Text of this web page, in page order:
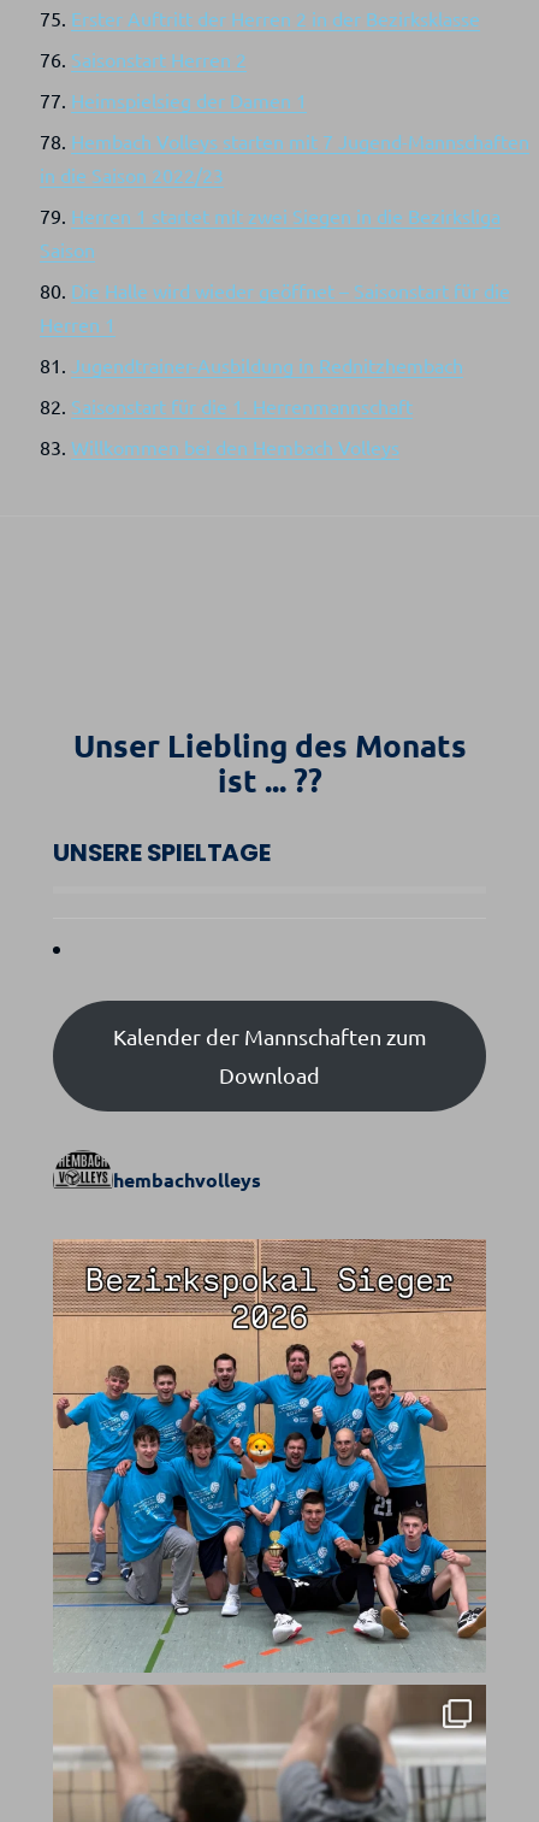
Erster Auftritt der Herren 2 in der Bezirksklasse
Saisonstart Herren 2
Heimspielsieg der Damen 1
Hembach Volleys starten mit 7 Jugend-Mannschaften
in die Saison 2022/23
Herren 1 startet mit zwei Siegen in die Bezirksliga
Saison
Die Halle wird wieder geöffnet – Saisonstart für die
Herren 1
Jugendtrainer-Ausbildung in Rednitzhembach
Saisonstart für die 1. Herrenmannschaft
Willkommen bei den Hembach Volleys
Unser Liebling des Monats
ist ... ??
UNSERE SPIELTAGE
Kalender der Mannschaften zum
Download
hembachvolleys